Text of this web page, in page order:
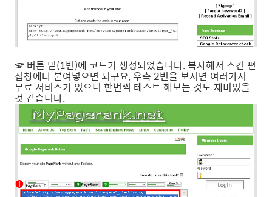
☞ 버튼 밑(1번)에 코드가 생성되었습니다. 복사해서 스킨 편
집창에다 붙여넣으면 되구요, 우측 2번을 보시면 여러가지
무료 서비스가 있으니 한번씩 테스트 해보는 것도 재미있을
것 같습니다.